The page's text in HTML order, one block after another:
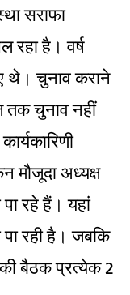
सराफा
रहा है। वर्ष
थे। चुनाव कराने
चुनाव नहीं
मौजूदा अध्यक्ष
रहे हैं। यहां
रही है। जबकि
की बैठक प्रत्येक 2